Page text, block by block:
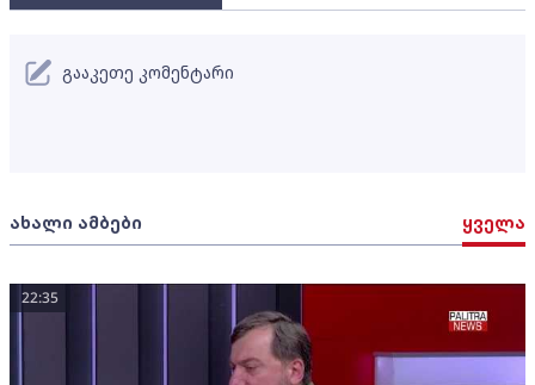
ახალი ამბები ყველა
22:35
გააკეთე კომენტარი